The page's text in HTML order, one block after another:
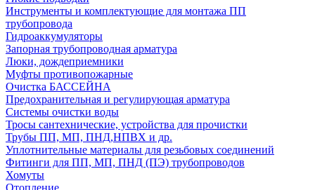
Инструменты и комплектующие для монтажа ПП
трубопровода
Гидроаккумуляторы
Запорная трубопроводная арматура
Люки, дождеприемники
Муфты противопожарные
Очистка БАССЕЙНА
Предохранительная и регулирующая арматура
Системы очистки воды
Тросы сантехнические, устройства для прочистки
Трубы ПП, МП, ПНД,НПВХ и др.
Уплотнительные материалы для резьбовых соединений
Фитинги для ПП, МП, ПНД (ПЭ) трубопроводов
Хомуты
Отопление